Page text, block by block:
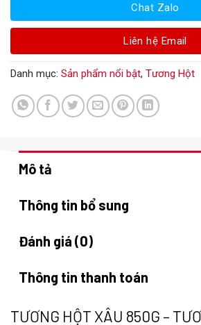
Chat Zalo
Liên hệ Email
Danh mục: Sản phẩm nổi bật, Tương Hột
Mô tả
Thông tin bổ sung
Đánh giá (0)
Thông tin thanh toán
TƯƠNG HỘT XÂU 850G –